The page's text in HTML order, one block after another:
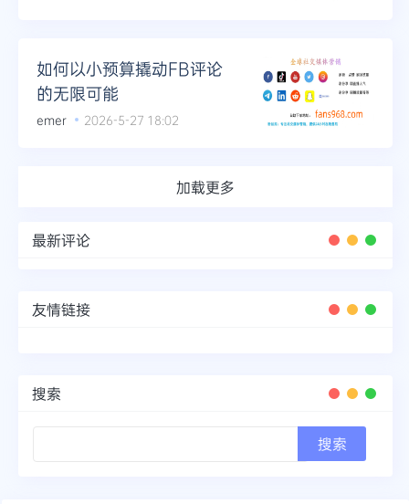
如何以小预算撬动FB评论
的无限可能
emer 2026-5-27 18:02
加载更多
最新评论
友情链接
搜索